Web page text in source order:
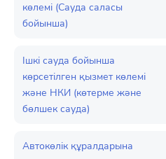
көлемі (Сауда саласы
бойынша)
Ішкі сауда бойынша
көрсетілген қызмет көлемі
және НКИ (көтерме және
бөлшек сауда)
Автокөлік құралдарына